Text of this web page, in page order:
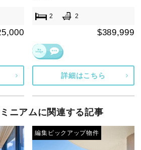
2 2
$389,999
詳細はこちら
ニアムに関連する記事
編集ピックアップ物件